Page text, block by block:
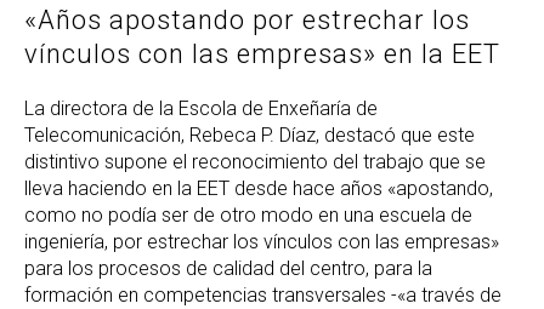
«Años apostando por estrechar los
vínculos con las empresas» en la EET
La directora de la Escola de Enxeñaría de
Telecomunicación, Rebeca P. Díaz, destacó que este
distintivo supone el reconocimiento del trabajo que se
lleva haciendo en la EET desde hace años «apostando,
como no podía ser de otro modo en una escuela de
ingeniería, por estrechar los vínculos con las empresas»
para los procesos de calidad del centro, para la
formación en competencias transversales -«a través de